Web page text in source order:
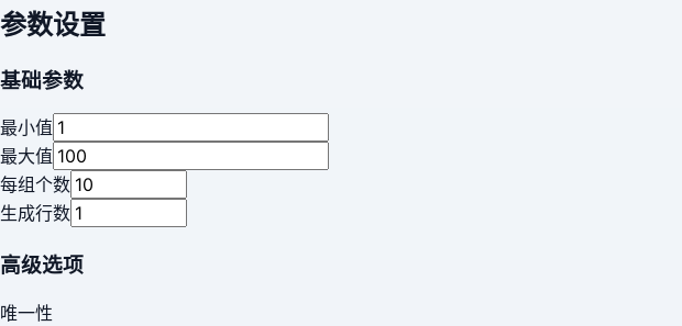
参数设置
基础参数
最小值
最大值
每组个数
生成行数
高级选项
唯一性